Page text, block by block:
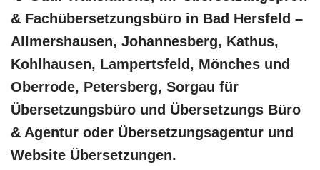
& Fachübersetzungsbüro in Bad Hersfeld –
Allmershausen, Johannesberg, Kathus,
Kohlhausen, Lampertsfeld, Mönches und
Oberrode, Petersberg, Sorgau für
Übersetzungsbüro und Übersetzungs Büro
& Agentur oder Übersetzungsagentur und
Website Übersetzungen.